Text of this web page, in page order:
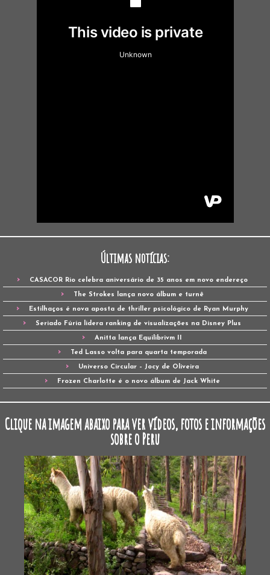
Últimas notícias:
CASACOR Rio celebra aniversário de 35 anos em novo endereço
The Strokes lança novo álbum e turnê
Estilhaços é nova aposta de thriller psicológico de Ryan Murphy
Seriado Fúria lidera ranking de visualizações na Disney Plus
Anitta lança Equilibrivm II
Ted Lasso volta para quarta temporada
Universo Circular – Jocy de Oliveira
Frozen Charlotte é o novo álbum de Jack White
Clique na imagem abaixo para ver vídeos, fotos e informações
sobre o Peru